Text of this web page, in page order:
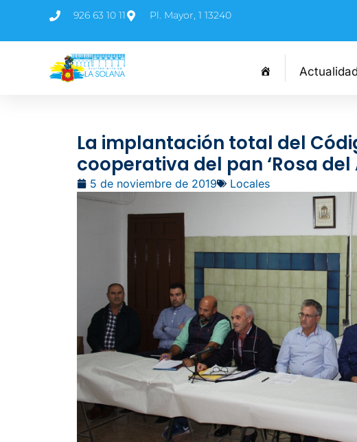
926 63 10 11 Pl. Mayor, 1 13240
Actualidad
La implantación total del
cooperativa del pan ‘Rosa del
5 de noviembre de 2019 Locales